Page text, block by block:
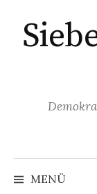
zum
Inhalt
MENÜ